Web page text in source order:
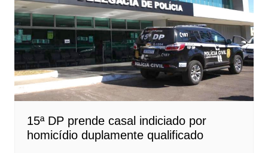
15ª DP prende casal indiciado por
homicídio duplamente qualificado